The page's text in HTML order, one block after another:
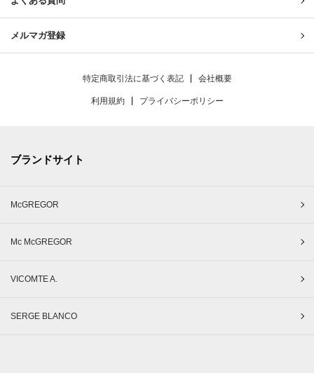
メルマガ登録
特定商取引法に基づく表記 会社概要
利用規約 プライバシーポリシー
ブランドサイト
McGREGOR
Mc McGREGOR
VICOMTE A.
SERGE BLANCO